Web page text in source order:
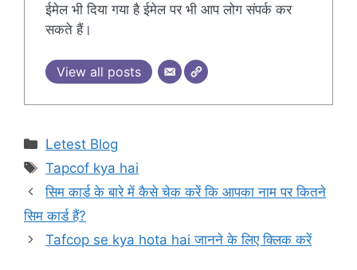
ईमेल भी दिया गया है ईमेल पर भी आप लोग संपर्क कर
सकते हैं।
View all posts
Categories
Letest Blog
Tags
Tapcof kya hai
सिम कार्ड के बारे में कैसे चेक करें कि आपका नाम पर कितने
सिम कार्ड हैं?
Tafcop se kya hota hai जानने के लिए क्लिक करें